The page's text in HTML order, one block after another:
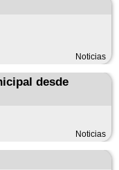
Noticias
desde
Noticias